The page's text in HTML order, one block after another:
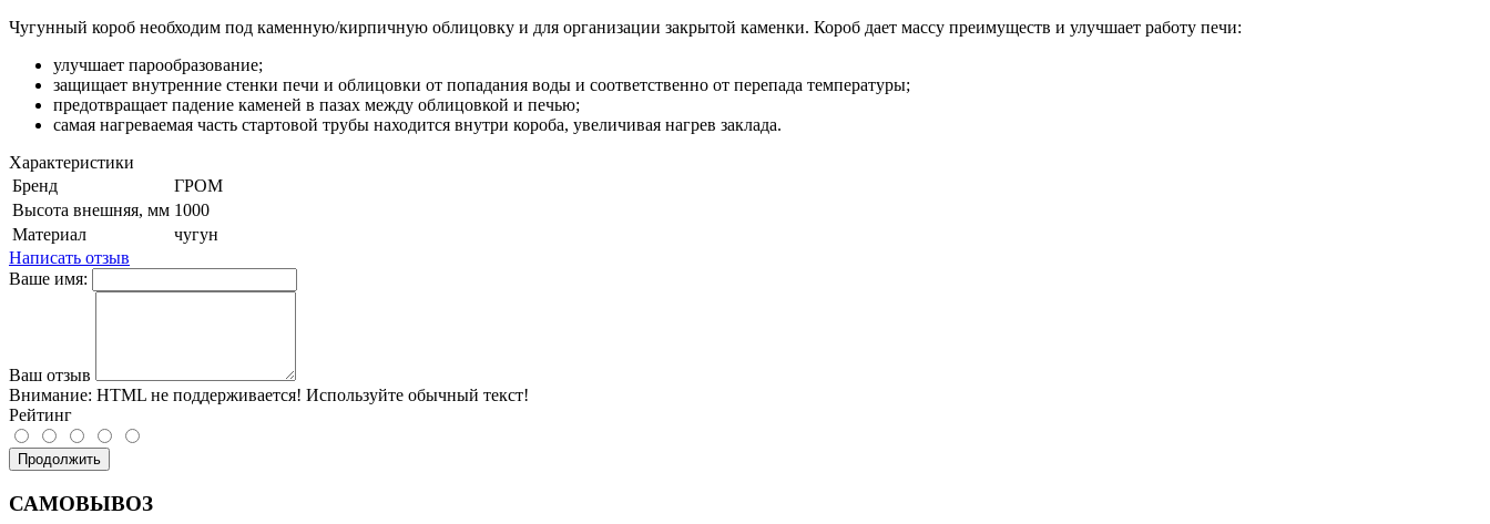
Чугунный короб необходим под каменную/кирпичную облицовку и для организации закрытой каменки. Короб дает массу преимуществ и улучшает работу печи:
улучшает парообразование;
защищает внутренние стенки печи и облицовки от попадания воды и соответственно от перепада температуры;
предотвращает падение каменей в пазах между облицовкой и печью;
самая нагреваемая часть стартовой трубы находится внутри короба, увеличивая нагрев заклада.
Характеристики
Бренд
ГРОМ
Высота внешняя, мм 1000
Материал
чугун
Написать отзыв
Ваше имя:
Ваш отзыв
Внимание: HTML не поддерживается! Используйте обычный текст!
Рейтинг
Продолжить
САМОВЫВОЗ